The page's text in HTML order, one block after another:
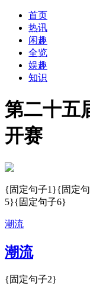
首页
热讯
闲趣
全览
娱趣
知识
第二十五
开赛
{固定句子1}{固定
5}{固定句子6}
潮流
潮流
{固定句子2}